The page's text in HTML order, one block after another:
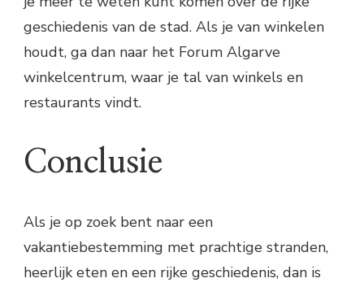
geschiedenis van de stad. Als je van winkelen
houdt, ga dan naar het Forum Algarve
winkelcentrum, waar je tal van winkels en
restaurants vindt.
Conclusie
Als je op zoek bent naar een
vakantiebestemming met prachtige stranden,
heerlijk eten en een rijke geschiedenis, dan is